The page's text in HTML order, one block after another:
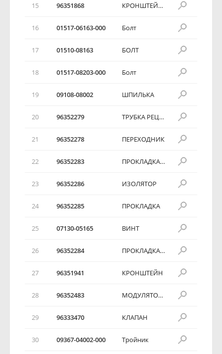
15 96351868 КРОНШТЕЙН ЗАДНИЙ
16 01517-06163-000 Болт
17 01510-08163 БОЛТ
18 01517-08203-000 Болт
19 09108-08002 ШПИЛЬКА
20 96352279 ТРУБКА РЕЦИРКУЛЯЦИИ ВЫХЛОПНЫХ ГАЗОВ
21 96352278 ПЕРЕХОДНИК
22 96352283 ПРОКЛАДКА ВЕРХНЯЯ
23 96352286 ИЗОЛЯТОР
24 96352285 ПРОКЛАДКА
25 07130-05165 ВИНТ
26 96352284 ПРОКЛАДКА НИЖНЯЯ
27 96351941 КРОНШТЕЙН
28 96352483 МОДУЛЯТОР РЕЦИРКУЛЯЦИИ ВЫХЛОПНЫХ ГАЗОВ
29 96333470 КЛАПАН
30 09367-04002-000 Тройник